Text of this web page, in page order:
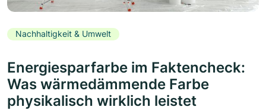
Nachhaltigkeit & Umwelt
Energiesparfarbe im Faktencheck:
Was wärmedämmende Farbe
physikalisch wirklich leistet